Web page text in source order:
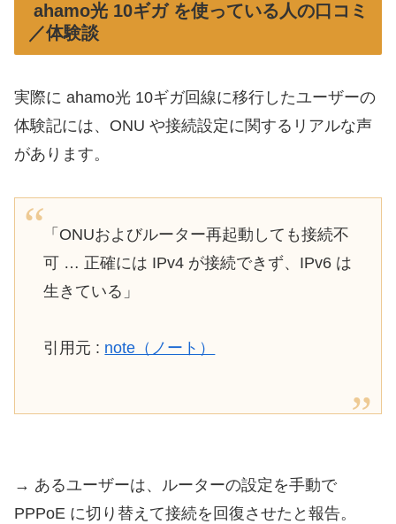
ahamo光 10ギガ を使っている人の口コミ
／体験談
実際に ahamo光 10ギガ回線に移行したユーザーの
体験記には、ONU や接続設定に関するリアルな声
があります。
「ONUおよびルーター再起動しても接続不
可 … 正確には IPv4 が接続できず、IPv6 は
生きている」
引用元 : note（ノート）
→ あるユーザーは、ルーターの設定を手動で
PPPoE に切り替えて接続を回復させたと報告。